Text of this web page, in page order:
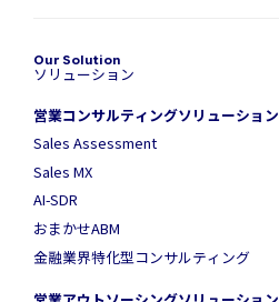
ソリューション
営業コンサルティングソリューション
Sales Assessment
Sales MX
AI-SDR
おまかせABM
金融業界特化型コンサルティング